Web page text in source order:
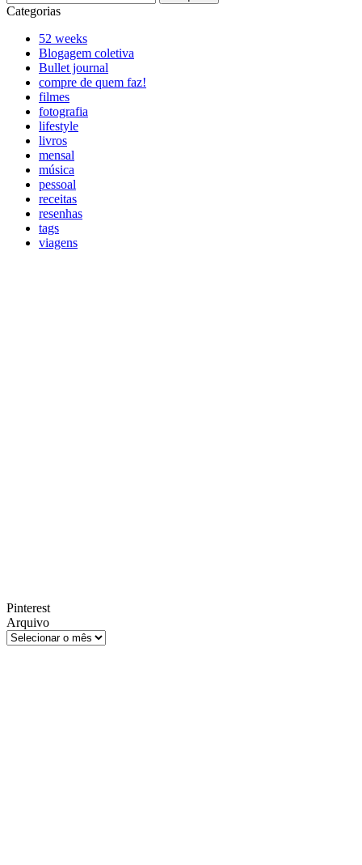
por:
Categorias
52 weeks
Blogagem coletiva
Bullet journal
compre de quem faz!
filmes
fotografia
lifestyle
livros
mensal
música
pessoal
receitas
resenhas
tags
viagens
Pinterest
Arquivo
Arquivo